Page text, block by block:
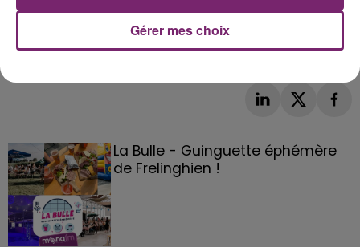
La Bulle - Guinguette éphémère
de Frelinghien !
Gérer mes choix